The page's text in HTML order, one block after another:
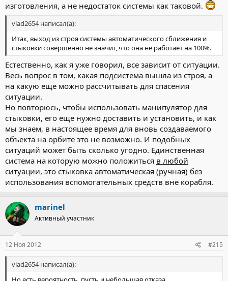
изготовления, а не недостаток системы как таковой.
vlad2654 написал(а):
Итак, выход из строя системы автоматического сближения и
стыковки совершенно не значит, что она не работает на 100%.
Естественно, как я уже говорил, все зависит от ситуации.
Весь вопрос в том, какая подсистема вышла из строя, а
на какую еще можно рассчитывать для спасения
ситуации.
Но повторюсь, чтобы использовать манипулятор для
стыковки, его еще нужно доставить и установить, и как
мы знаем, в настоящее время для вновь создаваемого
объекта на орбите это не возможно. И подобных
ситуаций может быть сколько угодно. Единственная
система на которую можно положиться в любой
ситуации, это стыковка автоматическая (ручная) без
использования вспомогательных средств вне корабля.
marinel
Активный участник
12 Ноя 2012 #215
vlad2654 написал(а):